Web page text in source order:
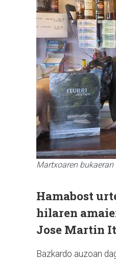
Martxoaren
Hamabost
hilaren
Jose Martin
Bazkardo auzoan